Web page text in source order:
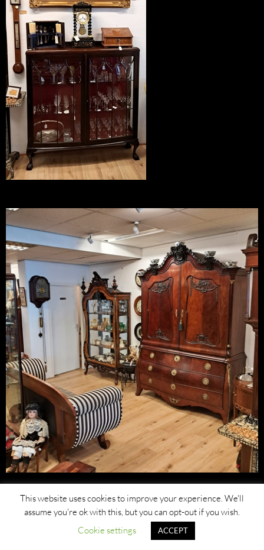
This website uses cookies to improve your experience. We'll
assume you're ok with this, but you can opt-out if you wish.
Cookie settings
ACCEPT